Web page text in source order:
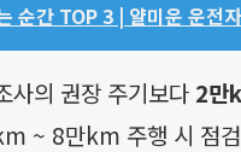
순간 TOP 3 | 얄미운 운전
사의 권장 주기보다 2만
~ 8만km 주행 시 점